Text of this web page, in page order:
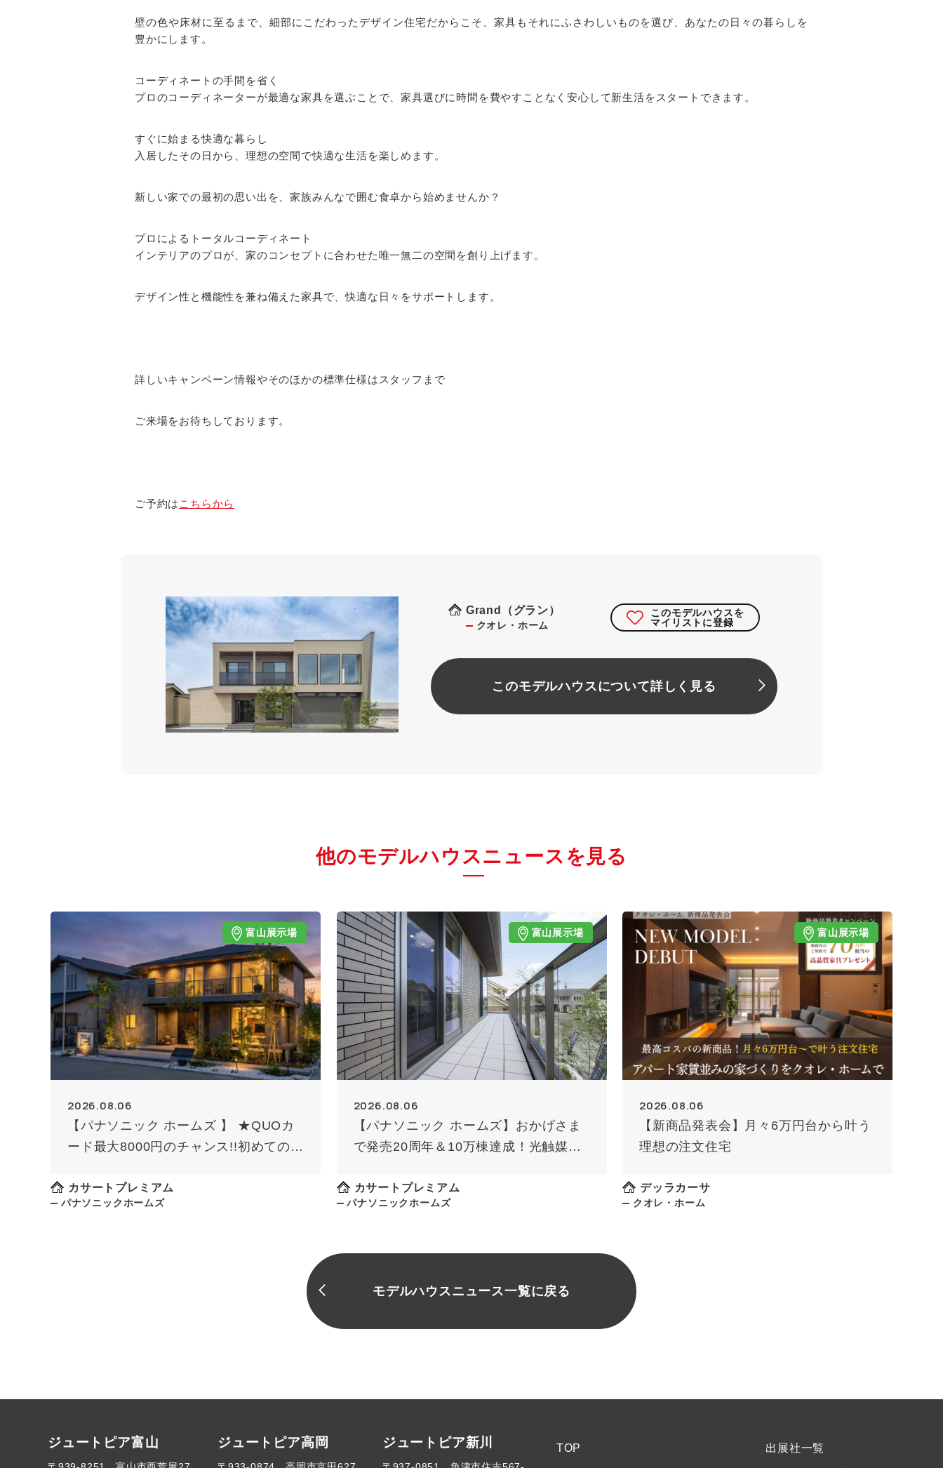
壁の色や床材に至るまで、細部にこだわったデザイン住宅だからこそ、家具もそれにふさわしいものを選び、あなたの日々の暮らしを
豊かにします。
コーディネートの手間を省く
プロのコーディネーターが最適な家具を選ぶことで、家具選びに時間を費やすことなく安心して新生活をスタートできます。
すぐに始まる快適な暮らし
入居したその日から、理想の空間で快適な生活を楽しめます。
新しい家での最初の思い出を、家族みんなで囲む食卓から始めませんか？
プロによるトータルコーディネート
インテリアのプロが、家のコンセプトに合わせた唯一無二の空間を創り上げます。
デザイン性と機能性を兼ね備えた家具で、快適な日々をサポートします。
詳しいキャンペーン情報やそのほかの標準仕様はスタッフまで
ご来場をお待ちしております。
ご予約は こちらから
Grand（グラン）
クオレ・ホーム
このモデルハウスを
マイリストに登録
このモデルハウスについて詳しく見る
他のモデルハウスニュースを見る
富山展示場
2026.08.06
【パナソニック ホームズ 】 ★QUOカ
ード最大8000円のチャンス!!初めての方
カサートプレミアム
パナソニックホームズ
富山展示場
2026.08.06
【パナソニック ホームズ】おかげさま
で発売20周年＆10万棟達成！光触媒外
カサートプレミアム
パナソニックホームズ
富山展示場
2026.08.06
【新商品発表会】月々6万円台から叶う
理想の注文住宅
デッラカーサ
クオレ・ホーム
モデルハウスニュース一覧に戻る
TOP 出展社一覧
ジュートピア富山 ジュートピア高岡 ジュートピア新川